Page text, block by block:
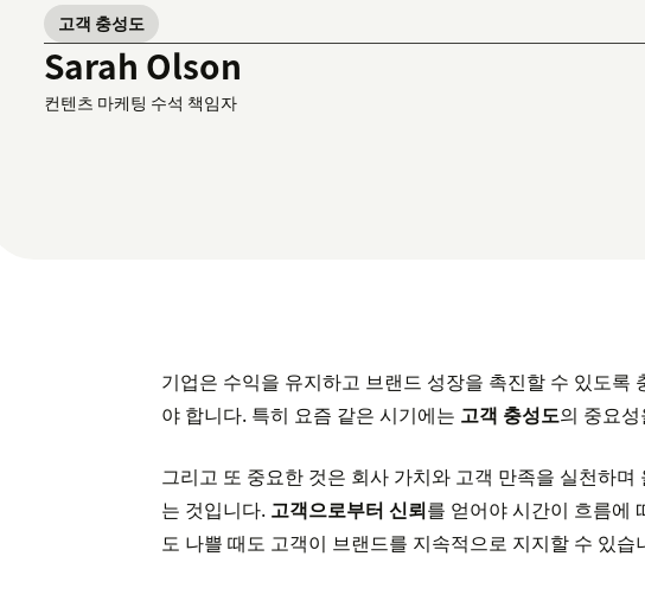
고객 충성도
Sarah Olson
컨텐츠 마케팅 수석 책임자
기업은 수익을 유지하고 브랜드 성장을 촉진할 수 있도록
야 합니다. 특히 요즘 같은 시기에는 고객 충성도의 중요
그리고 또 중요한 것은 회사 가치와 고객 만족을 실천하
는 것입니다. 고객으로부터 신뢰를 얻어야 시간이 흐름에
도 나쁠 때도 고객이 브랜드를 지속적으로 지지할 수 있습